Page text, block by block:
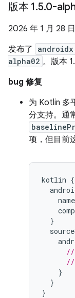
版本 1.5.0-
2026 年 1 月 28 日
发布了
alpha02 。版本
bug 修复
为 Kotlin 多
分支持。通
项，但目前
kotlin {
}
//
//
}
}
}